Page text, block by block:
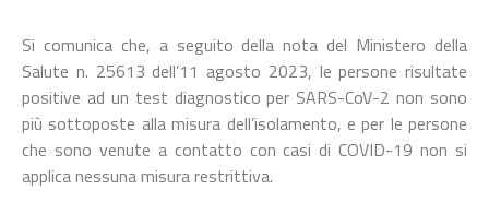
Si comunica che, a seguito della nota del Ministero della
Salute n. 25613 dell’11 agosto 2023, le persone risultate
positive ad un test diagnostico per SARS-CoV-2 non sono
più sottoposte alla misura dell’isolamento, e per le persone
che sono venute a contatto con casi di COVID-19 non si
applica nessuna misura restrittiva.